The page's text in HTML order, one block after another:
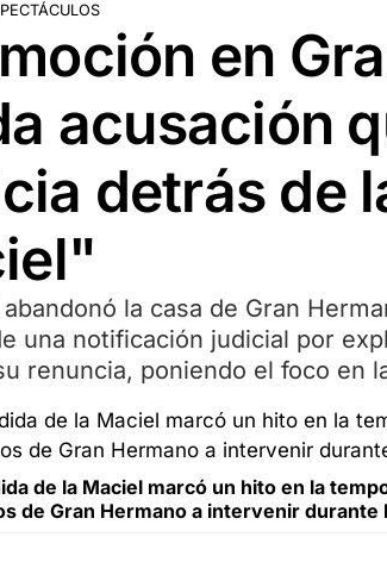
en
acusación
detrás de
la casa de Gran
una notificación judicial por
renuncia, poniendo el foco en
de la Maciel marcó un hito en la
de Gran Hermano a intervenir durante